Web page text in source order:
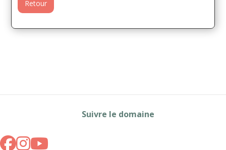
Retour
Suivre le domaine